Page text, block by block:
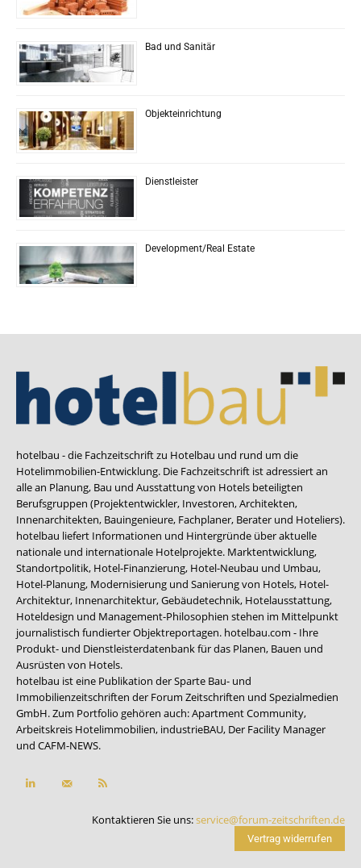
Bad und Sanitär
Objekteinrichtung
Dienstleister
Development/Real Estate
hotelbau - die Fachzeitschrift zu Hotelbau und rund um die
Hotelimmobilien-Entwicklung. Die Fachzeitschrift ist adressiert an
alle an Planung, Bau und Ausstattung von Hotels beteiligten
Berufsgruppen (Projektentwickler, Investoren, Architekten,
Innenarchitekten, Bauingenieure, Fachplaner, Berater und Hoteliers).
hotelbau liefert Informationen und Hintergründe über aktuelle
nationale und internationale Hotelprojekte. Marktentwicklung,
Standortpolitik, Hotel-Finanzierung, Hotel-Neubau und Umbau,
Hotel-Planung, Modernisierung und Sanierung von Hotels, Hotel-
Architektur, Innenarchitektur, Gebäudetechnik, Hotelausstattung,
Hoteldesign und Management-Philosophien stehen im Mittelpunkt
journalistisch fundierter Objektreportagen. hotelbau.com - Ihre
Produkt- und Dienstleisterdatenbank für das Planen, Bauen und
Ausrüsten von Hotels.
hotelbau ist eine Publikation der Sparte Bau- und
Immobilienzeitschriften der Forum Zeitschriften und Spezialmedien
GmbH. Zum Portfolio gehören auch:Apartment Community,
Arbeitskreis Hotelimmobilien, industrieBAU, Der Facility Manager
und CAFM-NEWS.
Kontaktieren Sie uns:service@forum-zeitschriften.de
Vertrag widerrufen